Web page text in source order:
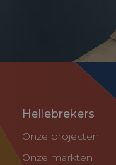
Hellebrekers
Onze projecten
Onze markten